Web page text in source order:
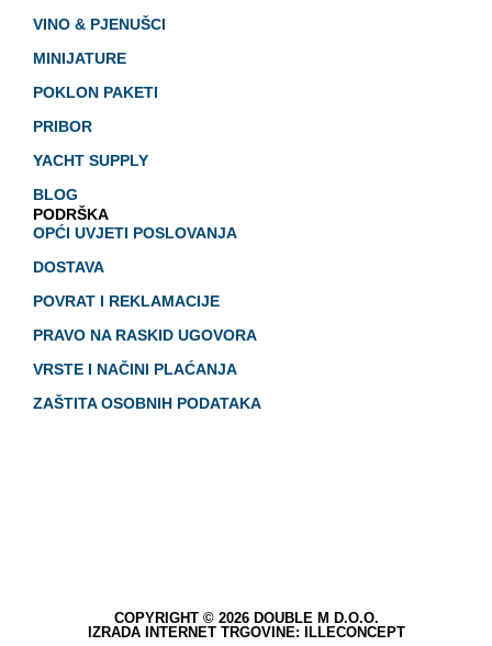
VINO & PJENUŠCI
MINIJATURE
POKLON PAKETI
PRIBOR
YACHT SUPPLY
BLOG
PODRŠKA
OPĆI UVJETI POSLOVANJA
DOSTAVA
POVRAT I REKLAMACIJE
PRAVO NA RASKID UGOVORA
VRSTE I NAČINI PLAĆANJA
ZAŠTITA OSOBNIH PODATAKA
COPYRIGHT © 2026 DOUBLE M D.O.O.
IZRADA INTERNET TRGOVINE: ILLECONCEPT